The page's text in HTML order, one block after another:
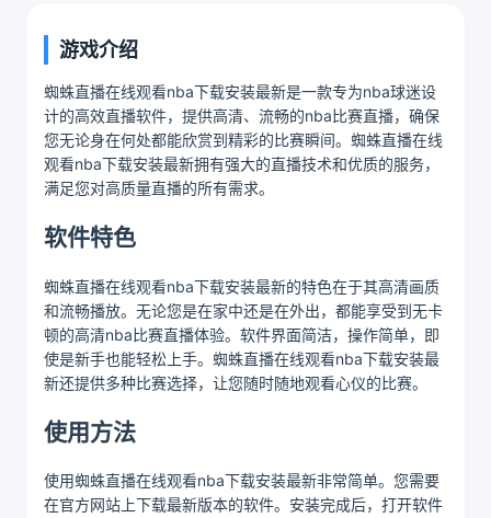
游戏介绍
蜘蛛直播在线观看nba下载安装最新是一款专为nba球迷设
计的高效直播软件，提供高清、流畅的nba比赛直播，确保
您无论身在何处都能欣赏到精彩的比赛瞬间。蜘蛛直播在线
观看nba下载安装最新拥有强大的直播技术和优质的服务，
满足您对高质量直播的所有需求。
软件特色
蜘蛛直播在线观看nba下载安装最新的特色在于其高清画质
和流畅播放。无论您是在家中还是在外出，都能享受到无卡
顿的高清nba比赛直播体验。软件界面简洁，操作简单，即
使是新手也能轻松上手。蜘蛛直播在线观看nba下载安装最
新还提供多种比赛选择，让您随时随地观看心仪的比赛。
使用方法
使用蜘蛛直播在线观看nba下载安装最新非常简单。您需要
在官方网站上下载最新版本的软件。安装完成后，打开软件